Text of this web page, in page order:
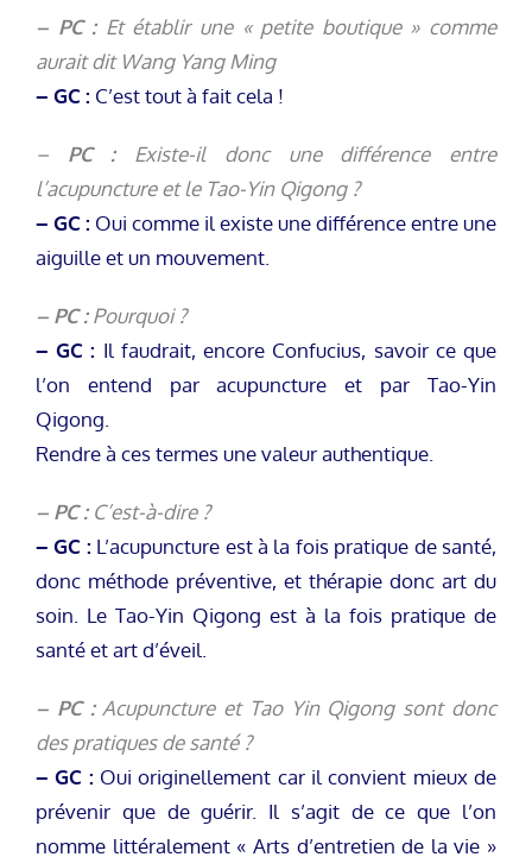
– PC : Et établir une « petite boutique » comme
aurait dit Wang Yang Ming
– GC : C’est tout à fait cela !
– PC :Existe-il donc une différence entre
l’acupuncture et le Tao-Yin Qigong ?
– GC : Oui comme il existe une différence entre une
aiguille et un mouvement.
– PC :Pourquoi ?
– GC : Il faudrait, encore Confucius, savoir ce que
l’on entend par acupuncture et par Tao-Yin
Qigong.
Rendre à ces termes une valeur authentique.
– PC : C’est-à-dire ?
– GC : L’acupuncture est à la fois pratique de santé,
donc méthode préventive, et thérapie donc art du
soin. Le Tao-Yin Qigong est à la fois pratique de
santé et art d’éveil.
– PC : Acupuncture et Tao Yin Qigong sont donc
des pratiques de santé ?
– GC : Oui originellement car il convient mieux de
prévenir que de guérir. Il s’agit de ce que l’on
nomme littéralement « Arts d’entretien de la vie »